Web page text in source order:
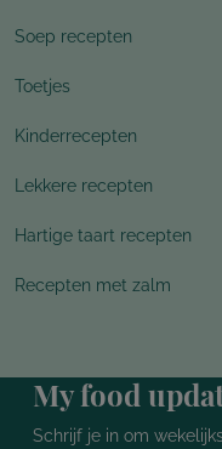
Soep recepten
Toetjes
Kinderrecepten
Lekkere recepten
Hartige taart recepten
Recepten met zalm
My food
Schrijf je in om